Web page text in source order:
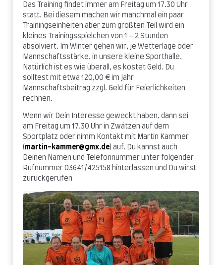
Das Training findet immer am Freitag um 17.30 Uhr
statt. Bei diesem machen wir manchmal ein paar
Trainingseinheiten aber zum größten Teil wird ein
kleines Trainingsspielchen von 1 – 2 Stunden
absolviert. Im Winter gehen wir, je Wetterlage oder
Mannschaftsstärke, in unsere kleine Sporthalle.
Natürlich ist es wie überall, es kostet Geld. Du
solltest mit etwa 120,00 € im Jahr
Mannschaftsbeitrag zzgl. Geld für Feierlichkeiten
rechnen.
Wenn wir Dein Interesse geweckt haben, dann sei
am Freitag um 17.30 Uhr in Zwätzen auf dem
Sportplatz oder nimm Kontakt mit Martin Kammer
( martin-kammer@gmx.de) auf. Du kannst auch
Deinen Namen und Telefonnummer unter folgender
Rufnummer 03641/425158 hinterlassen und Du wirst
zurückgerufen